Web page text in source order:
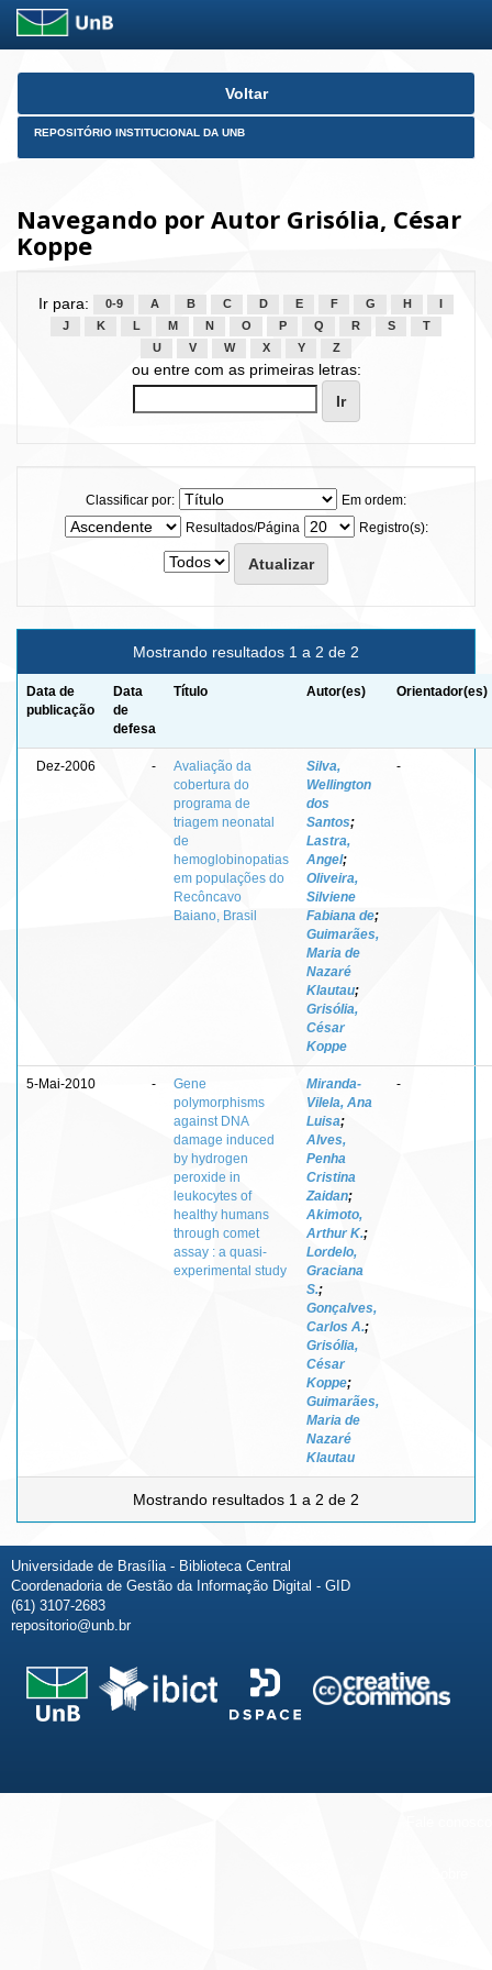
Skip
Voltar
REPOSITÓRIO INSTITUCIONAL DA UNB
Navegando por Autor Grisólia, César
Koppe
Ir para: 0-9 A B C D E F G H
J
K L M N O P Q R S
T
U
V W X Y Z
ou entre com as primeiras letras:
Classificar por:
Em ordem:
Resultados/Página
Registro(s):
Mostrando resultados 1 a 2 de 2
Data de
publicação
Data
de
defesa
Título Autor(es) Orientador(es)
Dez-2006 -
Avaliação da
cobertura do
programa de
triagem neonatal
de
hemoglobinopatias
em populações do
Recôncavo
Baiano, Brasil
Silva,
Wellington
dos
Santos;
Lastra,
Angel;
Oliveira,
Silviene
Fabiana de;
Guimarães,
Maria de
Nazaré
Klautau;
Grisólia,
César
Koppe
-
5-Mai-2010 -
Gene
polymorphisms
against DNA
damage induced
by hydrogen
peroxide in
leukocytes of
healthy humans
through comet
assay : a quasi-
experimental study
Miranda-
Vilela, Ana
Luisa;
Alves,
Penha
Cristina
Zaidan;
Akimoto,
Arthur K.;
Lordelo,
Graciana
S.;
Gonçalves,
Carlos A.;
Grisólia,
César
Koppe;
Guimarães,
Maria de
Nazaré
Klautau
-
Mostrando resultados 1 a 2 de 2
Universidade de Brasília - Biblioteca Central
Coordenadoria de Gestão da Informação Digital - GID
(61) 3107-2683
repositorio@unb.br